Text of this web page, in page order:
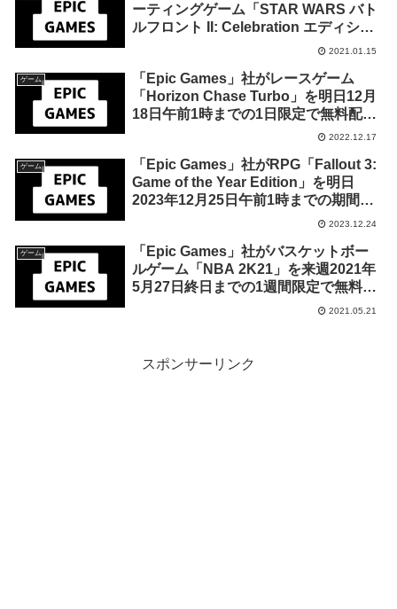
ーティングゲーム「STAR WARS バト
ルフロント II: Celebration エディショ
ン」を22日午前1時までの1週間限定で
2021.01.15
ゲーム
「Epic Games」社がレースゲーム
「Horizon Chase Turbo」を明日12月
18日午前1時までの1日限定で無料配布
2022.12.17
ゲーム
「Epic Games」社がRPG「Fallout 3:
Game of the Year Edition」を明日
2023年12月25日午前1時までの期間限
2023.12.24
ゲーム
「Epic Games」社がバスケットボー
ルゲーム「NBA 2K21」を来週2021年
5月27日終日までの1週間限定で無料配
2021.05.21
スポンサーリンク